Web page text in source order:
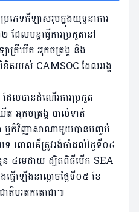
េទកីឡាសរុបក្នុងយុទ្ធនាការ
ែលបន្តធ្វើការប្រកួតនៅ
ាគ្រីឃីត អុកចត្រង្គ និង
របស់ CAMSOC ដែលអង្គ
លបានដំណើរការប្រកួត
ត អុកចត្រង្គ បាល់ទាត់
ក៏វិញ្ញាសាណាមួយបានបញ្ចប់
ពោលគឺត្រូវរង់ចាំដល់ថ្ងៃទី០៤
៤មេដាយ ដ្បិតពិធីបើក SEA
វើឡើងនាល្ងាចថ្ងៃទី០៥ ខែ
តិមរតកតេជោ៕